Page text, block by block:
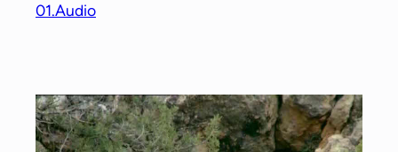
01.Audio